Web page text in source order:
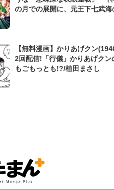
の月での展開に、元王下七武海
【無料漫画】かりあげクン
2回配信!「行儀」かりあげクン
もごもっとも!?/植田まさし